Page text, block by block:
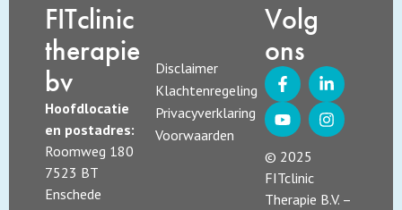
FITclinic
therapie
bv
Hoofdlocatie
en postadres:
Roomweg 180
7523 BT
Enschede
Disclaimer
Klachtenregeling
Privacyverklaring
Voorwaarden
Volg
ons
© 2025
FITclinic
Therapie B.V. –